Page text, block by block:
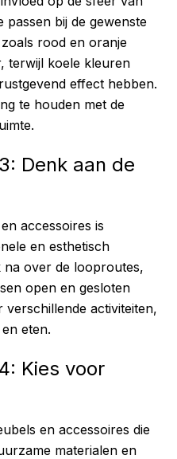
passen bij de gewenste
rood en oranje
terwijl koele kleuren
effect hebben.
te houden met de
Denk aan de
accessoires is
en esthetisch
na over de looproutes,
open en gesloten
activiteiten,
eten.
Kies voor
en accessoires die
materialen en